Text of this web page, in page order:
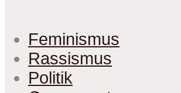
Feminismus
Rassismus
Politik